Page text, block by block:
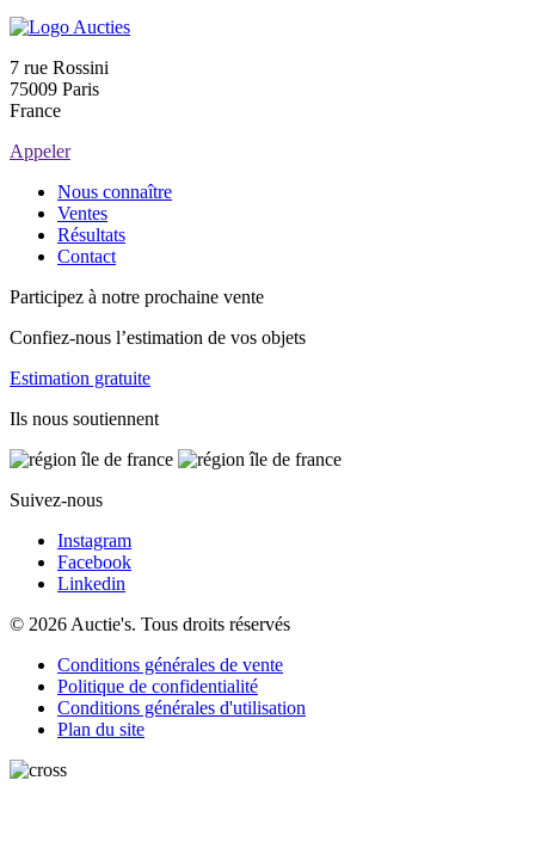
7 rue Rossini
75009 Paris
France
Appeler
Nous connaître
Ventes
Résultats
Contact
Participez à notre prochaine vente
Confiez-nous l’estimation de vos objets
Estimation gratuite
Ils nous soutiennent
Suivez-nous
Instagram
Facebook
Linkedin
© 2026 Auctie's. Tous droits réservés
Conditions générales de vente
Politique de confidentialité
Conditions générales d'utilisation
Plan du site